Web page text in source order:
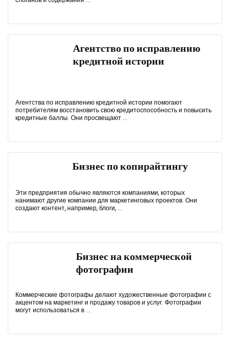
Агентство по исправлению
кредитной истории
Агентства по исправлению кредитной истории помогают
потребителям восстановить свою кредитоспособность и повысить
кредитные баллы. Они просвещают ...
Бизнес по копирайтингу
Эти предприятия обычно являются компаниями, которых
нанимают другие компании для маркетинговых проектов. Они
создают контент, например, блоги, ...
Бизнес на коммерческой
фотографии
Коммерческие фотографы делают художественные фотографии с
акцентом на маркетинг и продажу товаров и услуг. Фотографии
могут использоваться в ...